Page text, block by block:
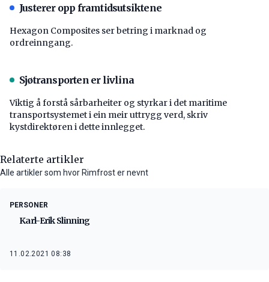
Justerer opp framtidsutsiktene
Hexagon Composites ser betring i marknad og
ordreinngang.
Sjøtransporten er livlina
Viktig å forstå ­sårbarheiter og styrkar i det maritime
transport­systemet i ein meir uttrygg verd, skriv
kystdirektøren i dette innlegget.
Relaterte artikler
Alle artikler som hvor Rimfrost er nevnt
PERSONER
Karl-Erik Slinning
11.02.2021 08:38